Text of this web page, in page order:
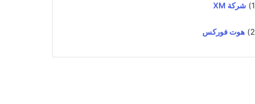
1) شركة XM
2) هوت فوركس